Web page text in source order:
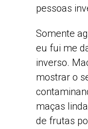
pessoas
Somente
eu fui me
inverso.
mostrar o
maças
de frutas